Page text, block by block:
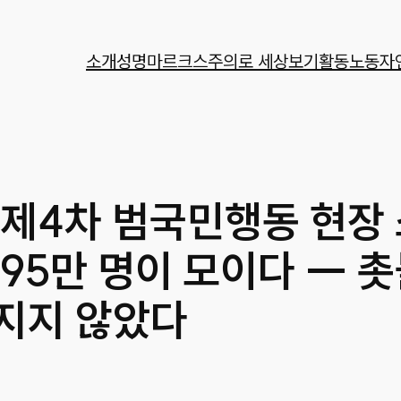
소개성명마르크스주의로 세상보기활동노동자
4차 범국민행동 현장
만 명이 모이다 ―
지 않았다